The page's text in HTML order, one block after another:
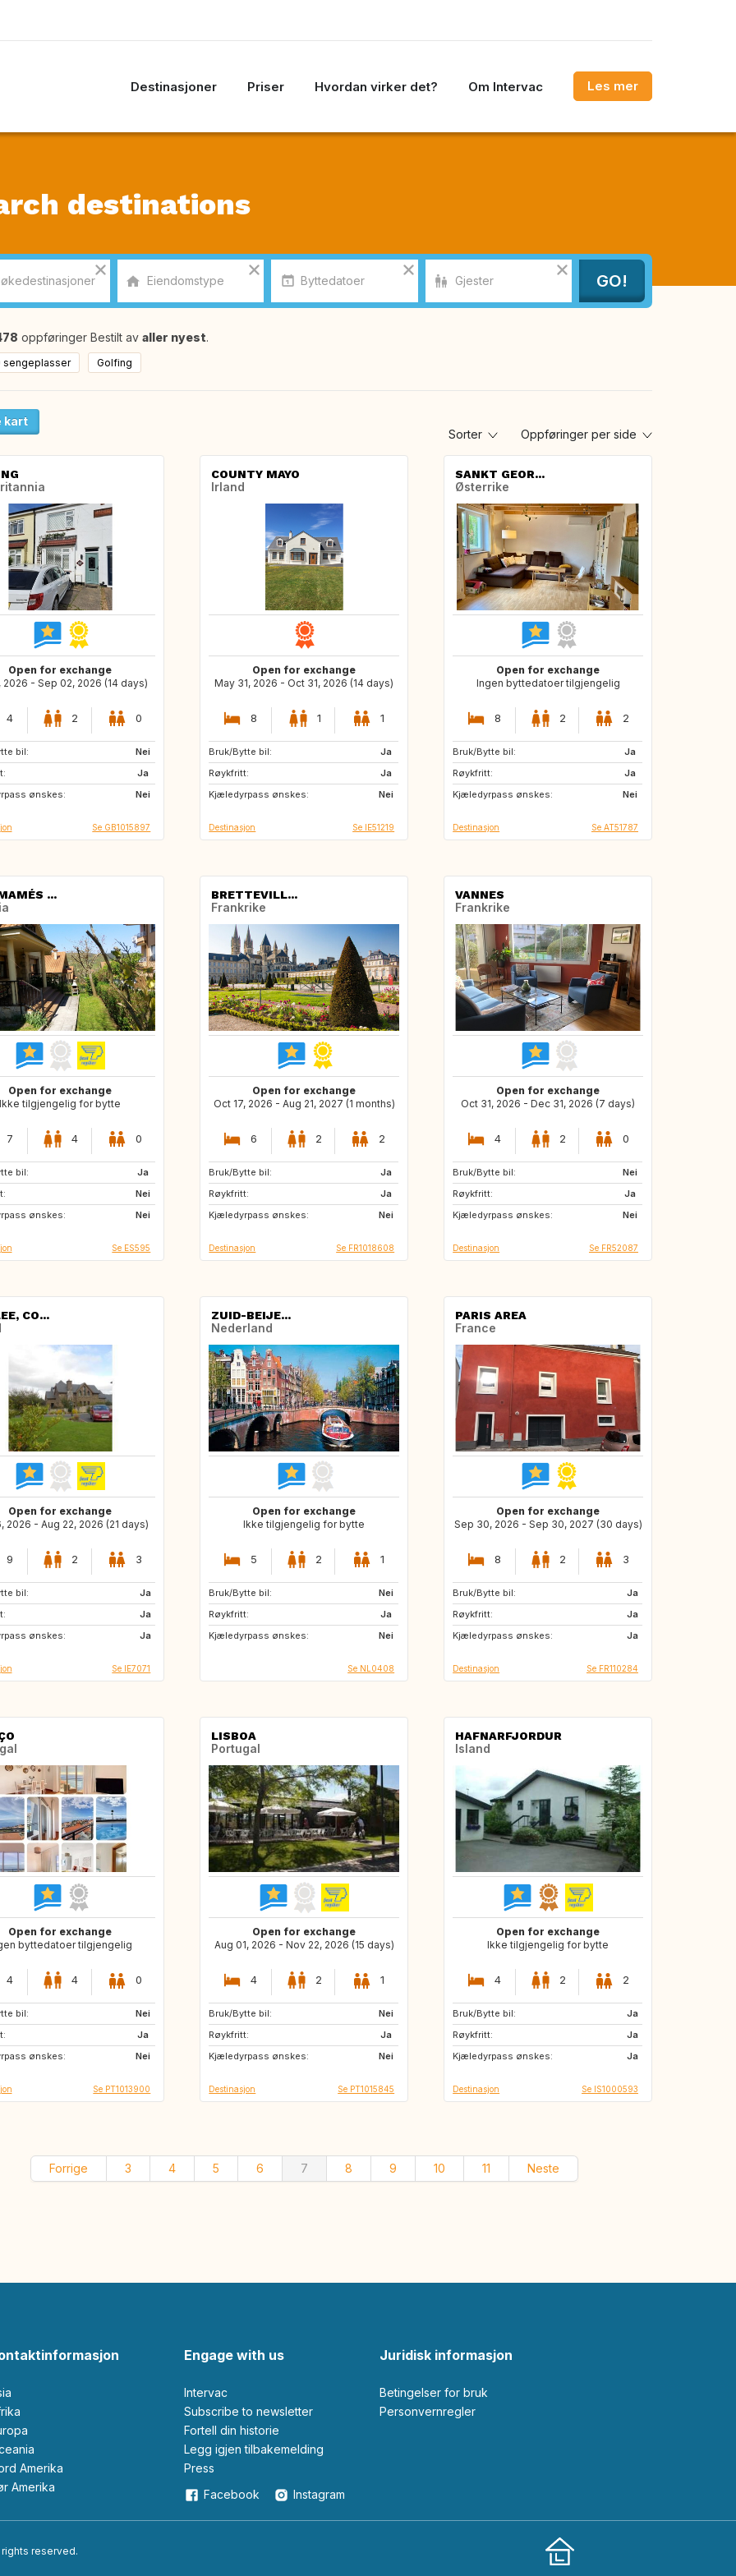
Destinasjoner Priser Hvordan virker det? Om Intervac Les mer
destinations
oppføringer Bestilt av aller nyest.
sengeplasser Golfing
kart
Sorter
Oppføringer per side
Open for exchange
2026 - Sep 02, 2026 (14 days)
4 2 0
bil:
Nei
Ja
ønskes:
Nei
Se GB1015897
COUNTY MAYO
Irland
Open for exchange
May 31, 2026 - Oct 31, 2026 (14 days)
8 1 1
Bruk/Bytte bil:
Ja
Røykfritt:
Ja
Kjæledyrpass ønskes:
Nei
CA
Destinasjon Se IE51219
SANKT GEOR...
Østerrike
Open for exchange
Ingen byttedatoer tilgjengelig
8 2 2
Bruk/Bytte bil:
Ja
Røykfritt:
Ja
Kjæledyrpass ønskes:
Nei
DE
FR
BE
Destinasjon Se AT51787
...
Open for exchange
Ikke tilgjengelig for bytte
7 4 0
bil:
Ja
Nei
ønskes:
Nei
Se ES595
BRETTEVILL...
Frankrike
Open for exchange
Oct 17, 2026 - Aug 21, 2027 (1 months)
6 2 2
Bruk/Bytte bil:
Ja
Røykfritt:
Ja
Kjæledyrpass ønskes:
Nei
IS
DE
HU
Destinasjon Se FR1018608
VANNES
Frankrike
Open for exchange
Oct 31, 2026 - Dec 31, 2026 (7 days)
4 2 0
Bruk/Bytte bil:
Nei
Røykfritt:
Ja
Kjæledyrpass ønskes:
Nei
IT
PT
Destinasjon Se FR52087
CO...
Open for exchange
2026 - Aug 22, 2026 (21 days)
9 2 3
bil:
Ja
Ja
ønskes:
Ja
Se IE7071
ZUID-BEIJE...
Nederland
Open for exchange
Ikke tilgjengelig for bytte
5 2 1
Bruk/Bytte bil:
Nei
Røykfritt:
Ja
Kjæledyrpass ønskes:
Nei
Se NL0408
PARIS AREA
France
Open for exchange
Sep 30, 2026 - Sep 30, 2027 (30 days)
8 2 3
Bruk/Bytte bil:
Ja
Røykfritt:
Ja
Kjæledyrpass ønskes:
Ja
US
IT
GR
Destinasjon Se FR110284
Open for exchange
byttedatoer tilgjengelig
4 4 0
bil:
Nei
Ja
ønskes:
Nei
Se PT1013900
LISBOA
Portugal
Open for exchange
Aug 01, 2026 - Nov 22, 2026 (15 days)
4 2 1
Bruk/Bytte bil:
Nei
Røykfritt:
Ja
Kjæledyrpass ønskes:
Nei
FR
ES
ES
Destinasjon Se PT1015845
HAFNARFJORDUR
Island
Open for exchange
Ikke tilgjengelig for bytte
4 2 2
Bruk/Bytte bil:
Ja
Røykfritt:
Ja
Kjæledyrpass ønskes:
Ja
FR
Destinasjon Se IS1000593
Forrige 3 4 5 6 7 8 9 10 11 Neste
Amerika
Amerika
Engage with us
Intervac
Subscribe to newsletter
Fortell din historie
Legg igjen tilbakemelding
Press
Facebook
Instagram
Juridisk informasjon
Betingelser for bruk
Personvernregler
reserved.